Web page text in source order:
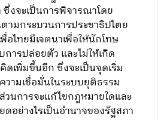
งจะเป็นการพิจารณาโดย
ามกระบวนการประชาธิปไตย
อไทยมีเจตนาเพื่อให้นักโทษ
ารปล่อยตัว และไม่ให้เกิด
ดเพิ่มขึ้นอีก ซึ่งจะเป็นจุดเริ่ม
ามเชื่อมั่นในระบบยุติธรรม
วนการจะแก้ไขกฎหมายใดและ
ดอย่างไรเป็นอำนาจของรัฐสภา